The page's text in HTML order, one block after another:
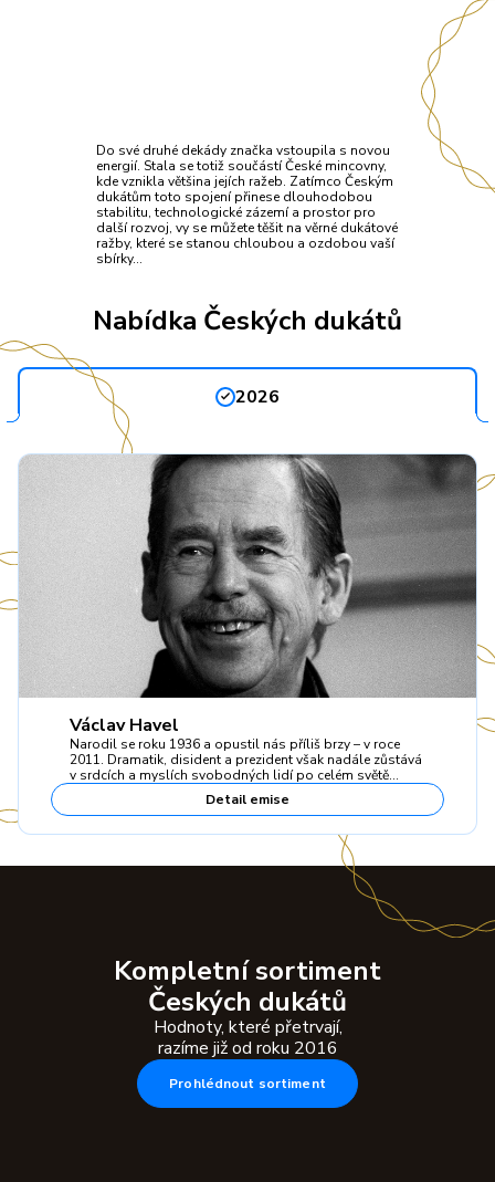
Do své druhé dekády značka vstoupila s novou
energií. Stala se totiž součástí České mincovny,
kde vznikla většina jejích ražeb. Zatímco Českým
dukátům toto spojení přinese dlouhodobou
stabilitu, technologické zázemí a prostor pro
další rozvoj, vy se můžete těšit na věrné dukátové
ražby, které se stanou chloubou a ozdobou vaší
sbírky…
Nabídka Českých dukátů
2026
Václav Havel
Narodil se roku 1936 a opustil nás příliš brzy – v roce
2011. Dramatik, disident a prezident však nadále zůstává
v srdcích a myslích svobodných lidí po celém světě…
Detail emise
Kompletní sortiment
Českých dukátů
Hodnoty, které přetrvají,
razíme již od roku 2016
Prohlédnout sortiment